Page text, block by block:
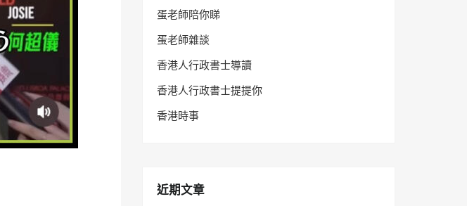
蛋老師陪你睇
蛋老師雜談
香港人行政書士導讀
香港人行政書士提提你
香港時事
近期文章